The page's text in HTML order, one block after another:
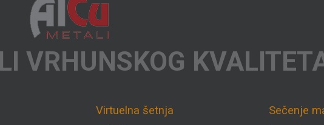
VRHUNSKOG
Virtuelna šetnja
Sečenje